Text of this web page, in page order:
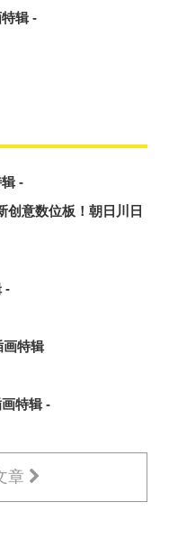
辑 -
-
意数位板！朝日川日
-
画特辑
特辑 -
章